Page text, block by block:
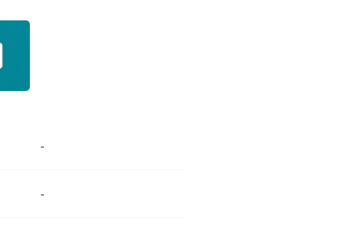
-
-